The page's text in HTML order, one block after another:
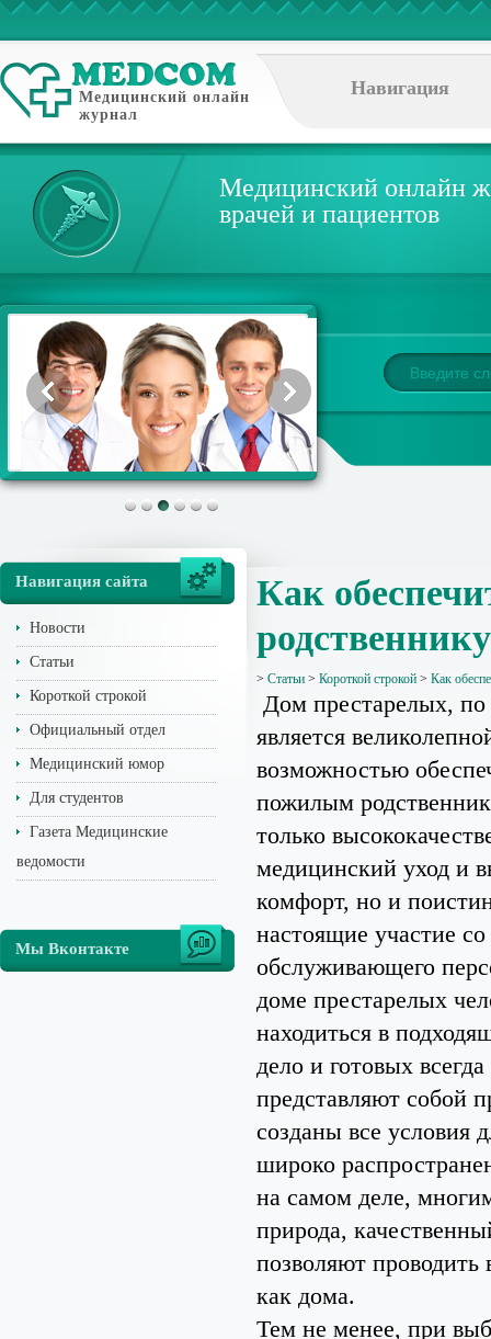
Медицинский онлайн
журнал
Навигация
Медицинский онлайн
врачей и пациентов
Навигация сайта
Новости
Статьи
Короткой строкой
Официальный отдел
Медицинский юмор
Для студентов
Газета Медицинские
ведомости
Мы Вконтакте
Как
> Статьи > Короткой строкой > Как
Дом престарелых, по
является
возможностью
пожилым
только
медицинский уход и
комфорт, но и
настоящие участие
обслуживающего
доме престарелых
находиться в
дело и готовых
представляют собой
созданы все условия
широко
на самом деле,
природа,
позволяют проводить
как дома.
Тем не менее, при